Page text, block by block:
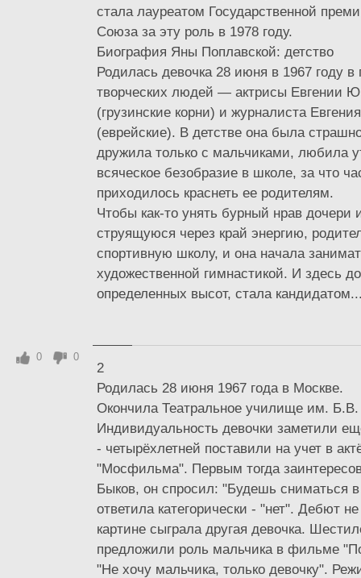
стала лауреатом Государственной
Союза за эту роль в 1978 году.
Биография Яны Поплавской: детство
Родилась девочка 28 июня в 1967 году в
творческих людей — актрисы Евгении
(грузинские корни) и журналиста
(еврейские). В детстве она была
дружила только с мальчиками, любила
всяческое безобразие в школе, за что
приходилось краснеть ее родителям.
Чтобы как-то унять бурный нрав дочери
струящуюся через край энергию,
спортивную школу, и она начала
художественной гимнастикой. И здесь
определенных высот, стала
2
Родилась 28 июня 1967 года в Москве.
Окончила Театральное училище им.
Индивидуальность девочки заметили
- четырёхлетней поставили на учет в
"Мосфильма". Первым тогда
Быков, он спросил: "Будешь сниматься
ответила категорически - "нет". Дебют
картине сыграла другая девочка.
предложили роль мальчика в фильме
"Не хочу мальчика, только девочку".
0 0